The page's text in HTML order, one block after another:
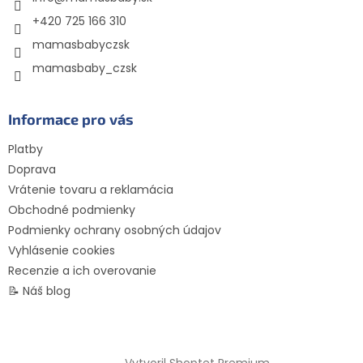
+420 725 166 310
mamasbabyczsk
mamasbaby_czsk
Informace pro vás
Platby
Doprava
Vrátenie tovaru a reklamácia
Obchodné podmienky
Podmienky ochrany osobných údajov
Vyhlásenie cookies
Recenzie a ich overovanie
📝 Náš blog